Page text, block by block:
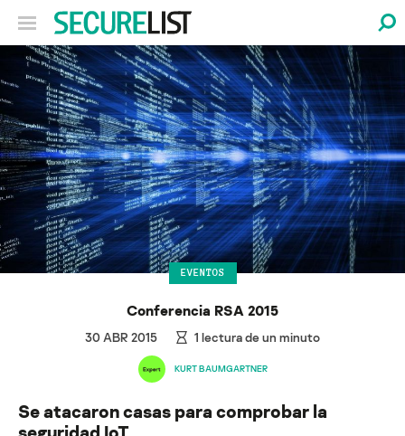
EVENTOS
Conferencia RSA 2015
30 ABR 2015 1 lectura de un minuto
KURT BAUMGARTNER
Se atacaron casas para comprobar la
seguridad IoT